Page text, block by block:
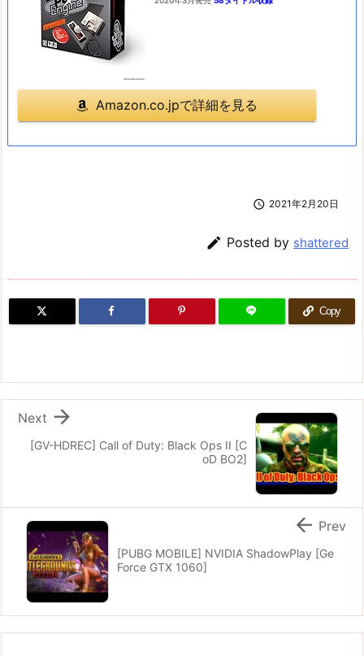
Amazon.co.jpで詳細を見る
 2021年2月20日
 Posted by shattered
Copy
[GV-HDREC] Call of Duty: Black Ops II [C
oD BO2]

Next
[PUBG MOBILE] NVIDIA ShadowPlay [Ge
Force GTX 1060]
 Prev